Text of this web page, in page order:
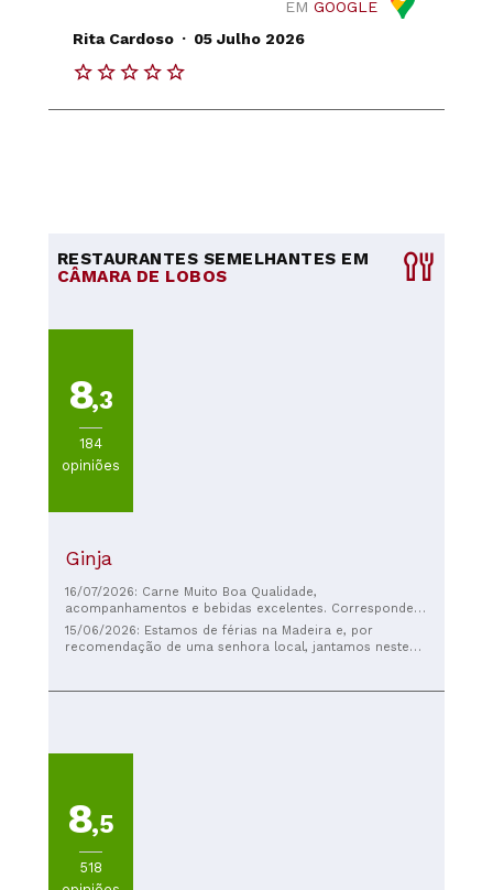
EM GOOGLE
Rita Cardoso . 05 Julho 2026
RESTAURANTES SEMELHANTES EM
CÂMARA DE LOBOS
8,3
184
opiniões
Ginja
16/07/2026: Carne Muito Boa Qualidade,
acompanhamentos e bebidas excelentes. Corresponde a
qualidade ao preço.
15/06/2026: Estamos de férias na Madeira e, por
recomendação de uma senhora local, jantamos neste
limpo. É um pouco antiquado. A espetada regional e o
8,5
518